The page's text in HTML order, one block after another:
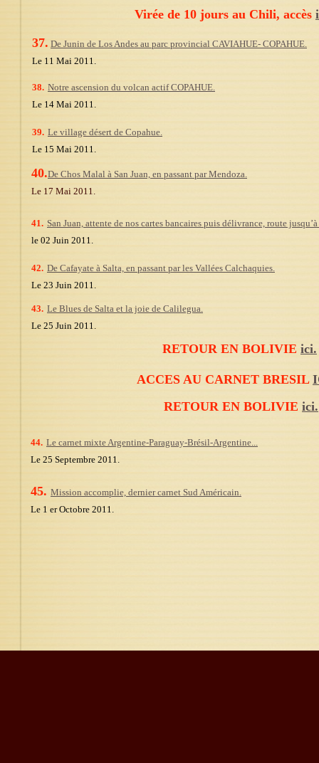
Virée de 10 jours au Chili, accès
37. De Junin de Los Andes au parc provincial CAVIAHUE- COPAHUE.
Le 11 Mai 2011.
38. Notre ascension du volcan actif COPAHUE.
Le 14 Mai 2011.
39. Le village désert de Copahue.
Le 15 Mai 2011.
40.De Chos Malal à San Juan, en passant par Mendoza.
Le 17 Mai 2011.
41. San Juan, attente de nos cartes bancaires puis délivrance, route
le 02 Juin 2011.
42. De Cafayate à Salta, en passant par les Vallées Calchaquies.
Le 23 Juin 2011.
43. Le Blues de Salta et la joie de Calilegua.
Le 25 Juin 2011.
RETOUR EN BOLIVIE ici.
ACCES AU CARNET BRESIL
RETOUR EN BOLIVIE ici.
44. Le carnet mixte Argentine-Paraguay-Brésil-Argentine...
Le 25 Septembre 2011.
45. Mission accomplie, dernier carnet Sud Américain.
Le 1 er Octobre 2011.